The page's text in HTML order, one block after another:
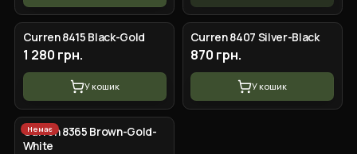
Curren 8415 Black-Gold
1 280 грн.
У кошик
Curren 8407 Silver-Black
870 грн.
У кошик
Немає
Curren 8365 Brown-Gold-
White